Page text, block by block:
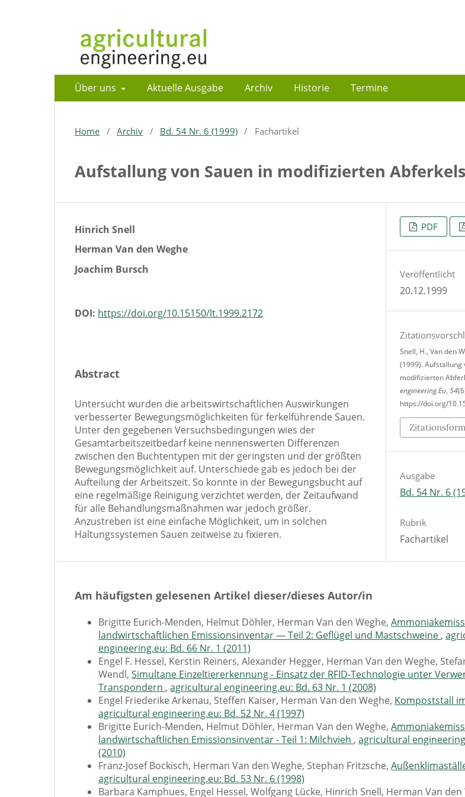
Über uns Aktuelle Ausgabe Archiv Historie Termine
Home / Archiv / Bd. 54 Nr. 6 (1999) / Fachartikel
Aufstallung von Sauen in modifizierten
Hinrich Snell
Herman Van den Weghe
Joachim Bursch
DOI: https://doi.org/10.15150/lt.1999.2172
Abstract
Untersucht wurden die arbeitswirtschaftlichen Auswirkungen
verbesserter Bewegungsmöglichkeiten für ferkelführende Sauen.
Unter den gegebenen Versuchsbedingungen wies der
Gesamtarbeitszeitbedarf keine nennenswerten Differenzen
zwischen den Buchtentypen mit der geringsten und der größten
Bewegungsmöglichkeit auf. Unterschiede gab es jedoch bei der
Aufteilung der Arbeitszeit. So konnte in der Bewegungsbucht auf
eine regelmäßige Reinigung verzichtet werden, der Zeitaufwand
für alle Behandlungsmaßnahmen war jedoch größer.
Anzustreben ist eine einfache Möglichkeit, um in solchen
Haltungssystemen Sauen zeitweise zu fixieren.
PDF
Veröffentlicht
20.12.1999
Snell, H., Van den
(1999). Aufstallung
modifizierten
engineering.Eu, 54
https://doi.org/
Ausgabe
Bd. 54 Nr. 6
Rubrik
Fachartikel
Am häufigsten gelesenen Artikel dieser/dieses Autor/in
Brigitte Eurich-Menden, Helmut Döhler, Herman Van den Weghe,
landwirtschaftlichen Emissionsinventar — Teil 2: Geflügel und Mastschweine ,
engineering.eu: Bd. 66 Nr. 1 (2011)
Engel F. Hessel, Kerstin Reiners, Alexander Hegger, Herman Van den Weghe,
Wendl,Simultane Einzeltiererkennung - Einsatz der RFID-Technologie unter
Transpondern ,agricultural engineering.eu: Bd. 63 Nr. 1 (2008)
Engel Friederike Arkenau, Steffen Kaiser, Herman Van den Weghe, Kompoststall
agricultural engineering.eu: Bd. 52 Nr. 4 (1997)
Brigitte Eurich-Menden, Helmut Döhler, Herman Van den Weghe,
landwirtschaftlichen Emissionsinventar - Teil 1: Milchvieh ,agricultural
(2010)
Franz-Josef Bockisch, Herman Van den Weghe, Stephan Fritzsche,
agricultural engineering.eu: Bd. 53 Nr. 6 (1998)
Barbara Kamphues, Engel Hessel, Wolfgang Lücke, Hinrich Snell, Herman Van den